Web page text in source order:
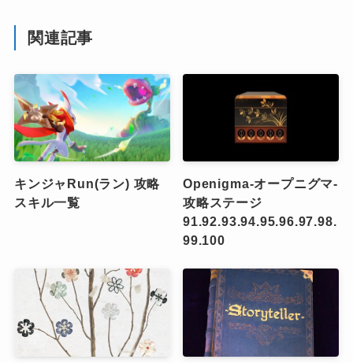
関連記事
キンジャRun(ラン) 攻略
スキル一覧
Openigma-オープニグマ-
攻略ステージ
91.92.93.94.95.96.97.98.
99.100